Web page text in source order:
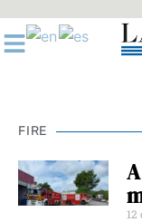
al
contenido
FIRE
12